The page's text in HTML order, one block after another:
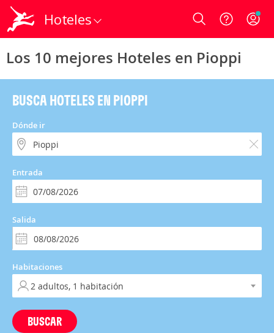
Hoteles Login
Los 10 mejores Hoteles en Pioppi
BUSCA HOTELES EN PIOPPI
Dónde ir
Entrada
Salida
Habitaciones
BUSCAR